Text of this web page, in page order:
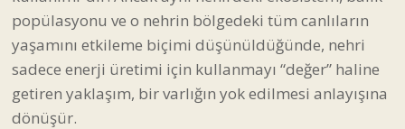
popülasyonu ve o nehrin bölgedeki tüm canlıların
yaşamını etkileme biçimi düşünüldüğünde, nehri
sadece enerji üretimi için kullanmayı “değer” haline
getiren yaklaşım, bir varlığın yok edilmesi anlayışına
dönüşür.